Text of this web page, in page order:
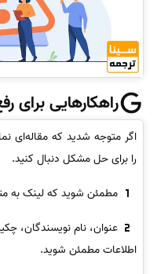
راهکارهایی برای
اگر متوجه شدید که مقاله‌ای
را برای حل مشکل دنبال کنید.
مطمئن شوید که لینک به
عنوان، نام نویسندگان،
اطلاعات مطمئن شوید.